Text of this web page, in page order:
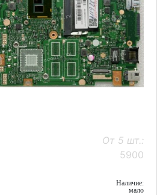
От 5 шт.:
5900
Наличие:
мало